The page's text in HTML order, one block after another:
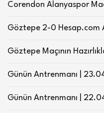
Corendon Alanyaspor
Göztepe 2-0 Hesap.com
Göztepe Maçının
Günün Antrenmanı |
Günün Antrenmanı |